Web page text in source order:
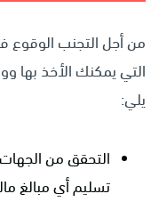
من أجل التجنب الوقوع
التي يمكنك الأخذ بها
يلي:
التحقق من
تسليم أي مبالغ